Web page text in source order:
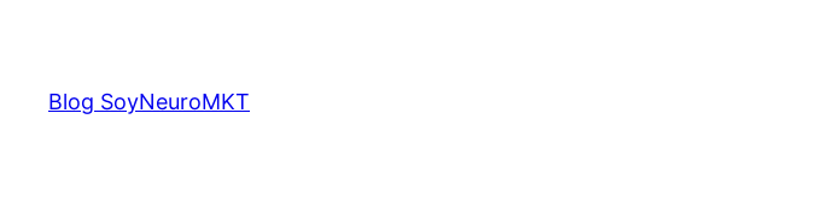
contenido
Blog SoyNeuroMKT